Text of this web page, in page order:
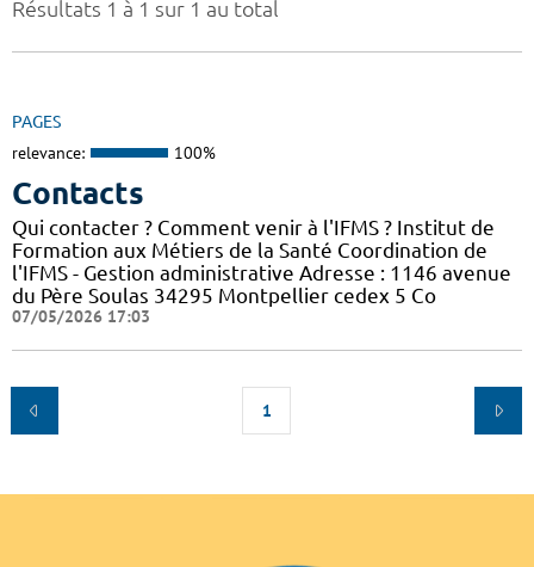
Résultats 1 à 1 sur 1 au total
PAGES
relevance: 100%
Contacts
Qui contacter ? Comment venir à l'IFMS ? Institut de
Formation aux Métiers de la Santé Coordination de
l'IFMS - Gestion administrative Adresse : 1146 avenue
du Père Soulas 34295 Montpellier cedex 5 Co
07/05/2026 17:03
1